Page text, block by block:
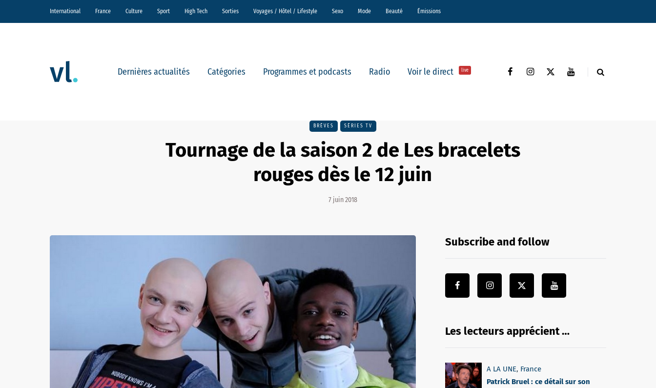
International France Culture Sport High Tech Sorties Voyages / Hôtel / Lifestyle Sexo Mode Beauté Émissions
Dernières actualités Catégories Programmes et podcasts Radio Voir le direct live
BRÈVES SÉRIES TV
Tournage de la saison 2 de Les bracelets
rouges dès le 12 juin
7 juin 2018
Subscribe and follow
Les lecteurs apprécient …
A LA UNE, France
Patrick Bruel : ce détail sur son